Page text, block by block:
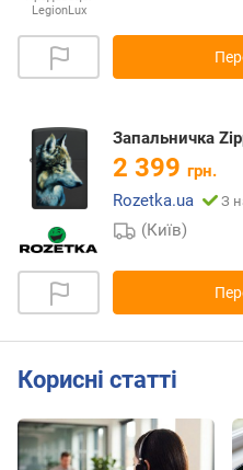
LegionLux
Запальничка
2 399 грн.
Rozetka.ua
З
(Київ)
Корисні статті